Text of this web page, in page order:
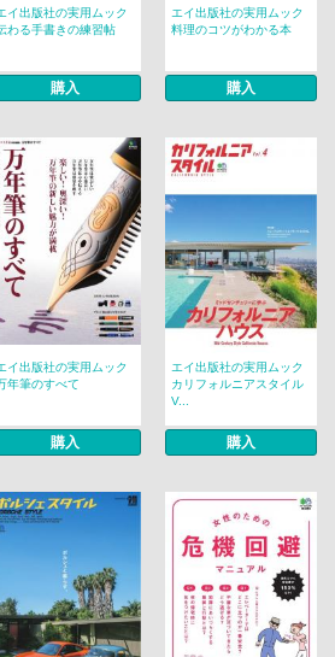
イ出版社の実用ムック
わる手書きの練習帖
購入
エイ出版社の実用ムック
料理のコツがわかる本
購入
イ出版社の実用ムック
年筆のすべて
購入
エイ出版社の実用ムック
カリフォルニアスタイル
V...
購入